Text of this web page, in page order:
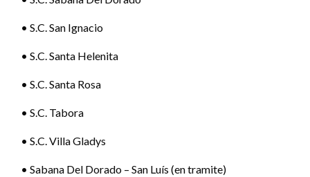
• S.C. San Ignacio
• S.C. Santa Helenita
• S.C. Santa Rosa
• S.C. Tabora
• S.C. Villa Gladys
• Sabana Del Dorado – San Luís (en tramite)